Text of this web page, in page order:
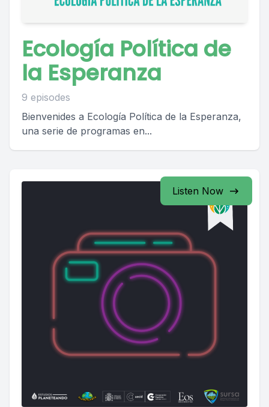
Ecología Política de
la Esperanza
9 episodes
Bienvenides a Ecología Política de la Esperanza,
una serie de programas en...
Listen Now